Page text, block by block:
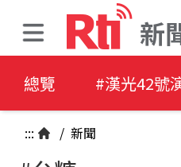
新
總覽 #漢光42號
::: / 新聞